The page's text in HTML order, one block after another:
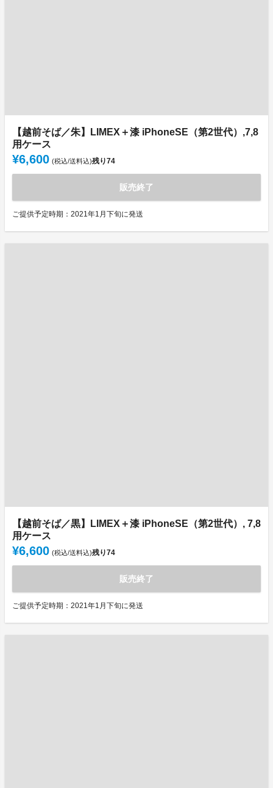
【越前そば／朱】LIMEX＋漆 iPhoneSE（第2世代）,7,8
用ケース
¥6,600 (税込/送料込)残り74
販売終了
ご提供予定時期：2021年1月下旬に発送
【越前そば／黒】LIMEX＋漆 iPhoneSE（第2世代）, 7,8
用ケース
¥6,600 (税込/送料込)残り74
販売終了
ご提供予定時期：2021年1月下旬に発送